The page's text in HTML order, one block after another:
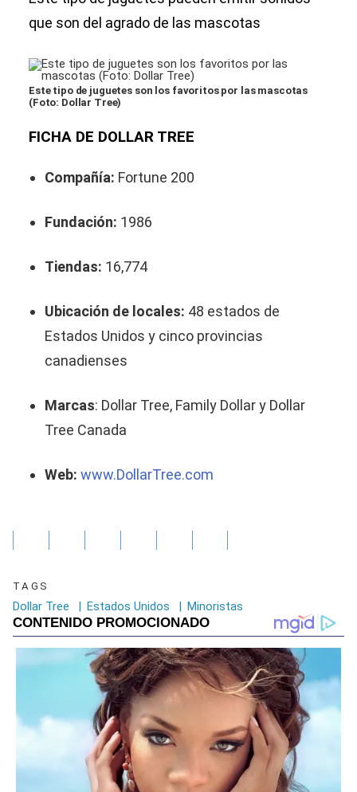
que son del agrado de las mascotas
Este tipo de juguetes son los favoritos por las mascotas
(Foto: Dollar Tree)
FICHA DE DOLLAR TREE
Compañía: Fortune 200
Fundación: 1986
Tiendas: 16,774
Ubicación de locales: 48 estados de
Estados Unidos y cinco provincias
canadienses
Marcas: Dollar Tree, Family Dollar y Dollar
Tree Canada
Web: www.DollarTree.com
TAGS
Dollar Tree | Estados Unidos | Minoristas